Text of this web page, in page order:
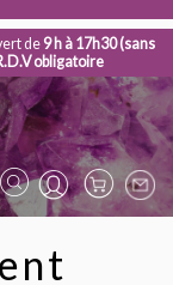
de9 h à 17h30 (sans
obligatoire